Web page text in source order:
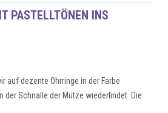
PASTELLTÖNEN INS
auf dezente Ohrringe in der Farbe
der Schnalle der Mütze wiederfindet. Die